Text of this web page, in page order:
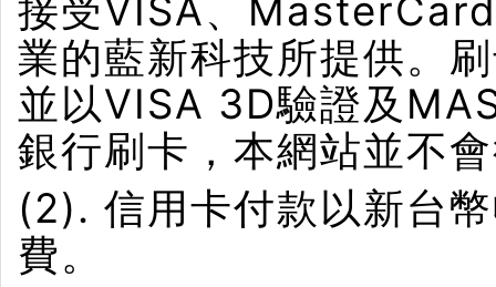
接受VISA、
業的藍新科技所提供。
並以VISA 3D驗證及
銀行刷卡，本網站並不
(2). 信用卡付款以新台
費。